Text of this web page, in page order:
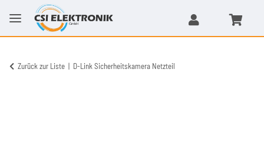
Zurück zur Liste D-Link Sicherheitskamera Netzteil